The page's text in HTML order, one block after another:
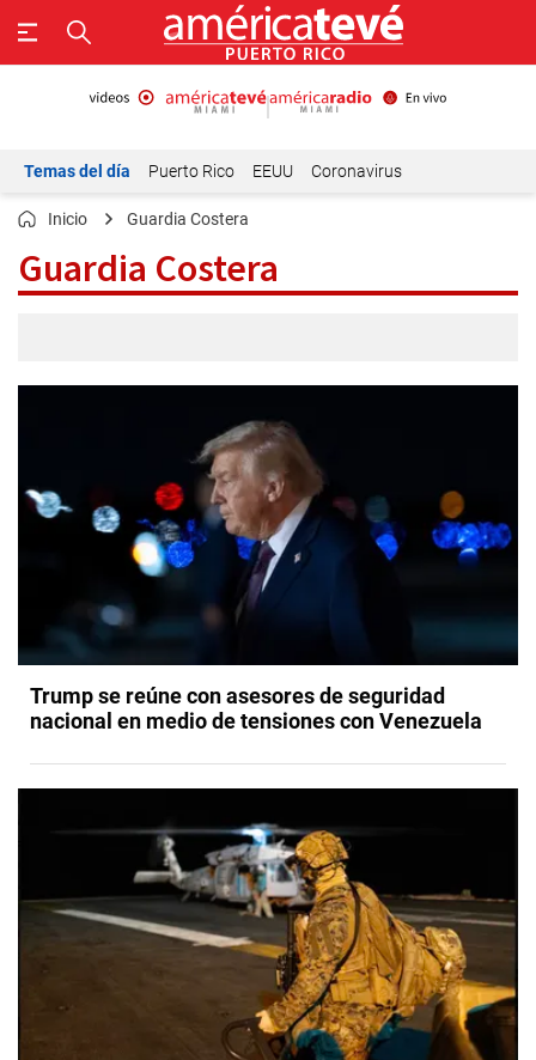
Temas del día Puerto Rico EEUU Coronavirus
Inicio Guardia Costera
Guardia Costera
Trump se reúne con asesores de seguridad
nacional en medio de tensiones con Venezuela